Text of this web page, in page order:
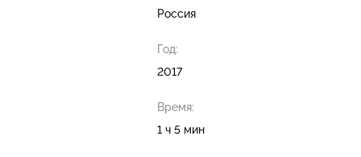
Россия
Год:
2017
Время:
1 ч 5 мин